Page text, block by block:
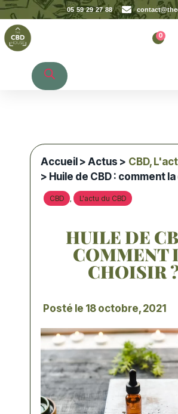
05 59 29 27 88
0
Accueil >Actus > CBD,
> Huile de CBD : comment
CBD , L'actu du CBD
HUILE DE
COMMENT
CHOISIR
Posté le 18 octobre, 2021